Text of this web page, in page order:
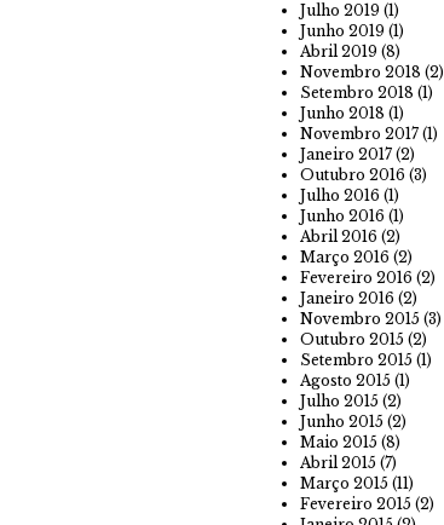
Julho 2019 (1)
Junho 2019 (1)
Abril 2019 (8)
Novembro 2018 (2)
Setembro 2018 (1)
Junho 2018 (1)
Novembro 2017 (1)
Janeiro 2017 (2)
Outubro 2016 (3)
Julho 2016 (1)
Junho 2016 (1)
Abril 2016 (2)
Março 2016 (2)
Fevereiro 2016 (2)
Janeiro 2016 (2)
Novembro 2015 (3)
Outubro 2015 (2)
Setembro 2015 (1)
Agosto 2015 (1)
Julho 2015 (2)
Junho 2015 (2)
Maio 2015 (8)
Abril 2015 (7)
Março 2015 (11)
Fevereiro 2015 (2)